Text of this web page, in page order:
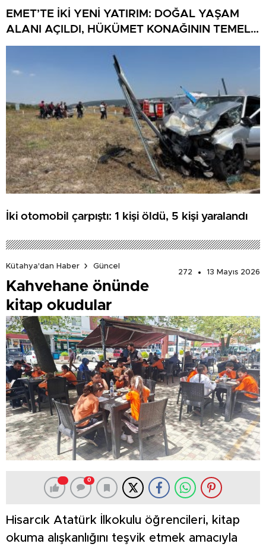
EMET’TE İKİ YENİ YATIRIM: DOĞAL YAŞAM
ALANI AÇILDI, HÜKÜMET KONAĞININ TEMELİ
ATILDI
İki otomobil çarpıştı: 1 kişi öldü, 5 kişi yaralandı
Kütahya'dan Haber
Güncel
272
13 Mayıs 2026
Kahvehane önünde
kitap okudular
0
Hisarcık Atatürk İlkokulu öğrencileri, kitap
okuma alışkanlığını teşvik etmek amacıyla